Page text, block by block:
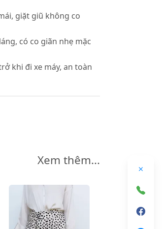
giặt giũ không co
có co giãn nhẹ mặc
khi đi xe máy, an toàn
Xem thêm...